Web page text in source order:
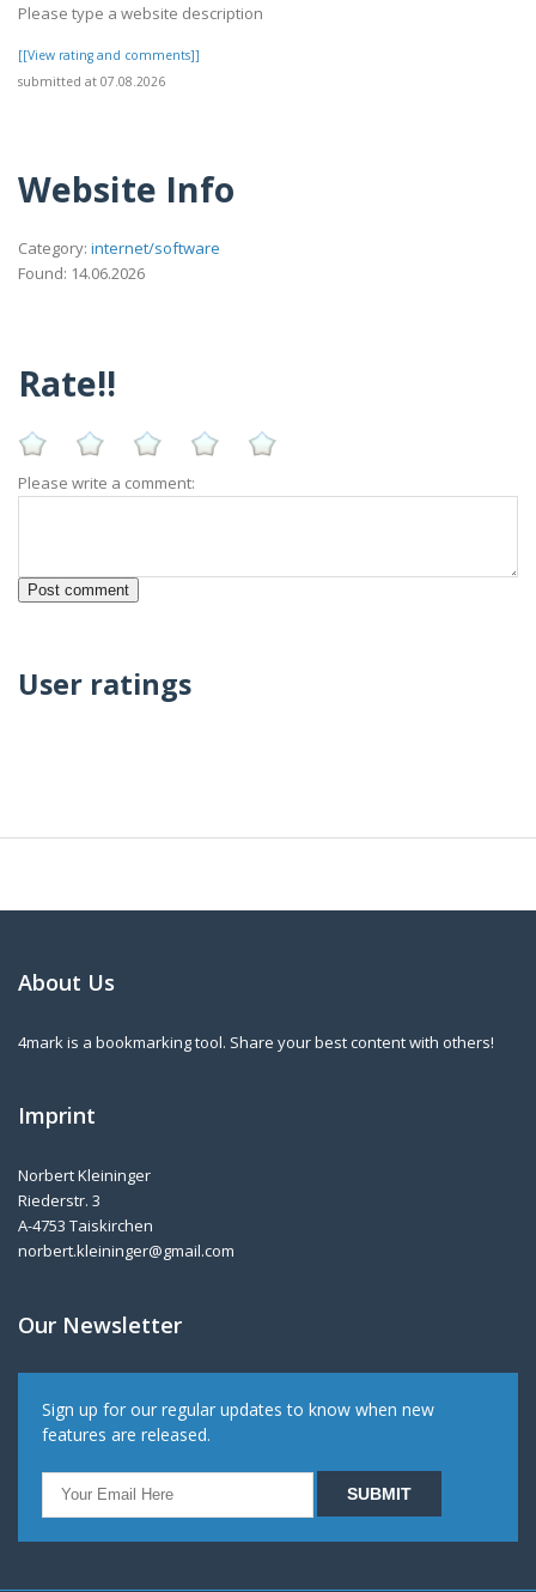
Please type a website description
[[View rating and comments]]
submitted at 07.08.2026
Website Info
Category: internet/software
Found: 14.06.2026
Rate!!
Please write a comment:
User ratings
About Us
4mark is a bookmarking tool. Share your best content with others!
Imprint
Norbert Kleininger
Riederstr. 3
A-4753 Taiskirchen
norbert.kleininger@gmail.com
Our Newsletter
Sign up for our regular updates to know when new
features are released.